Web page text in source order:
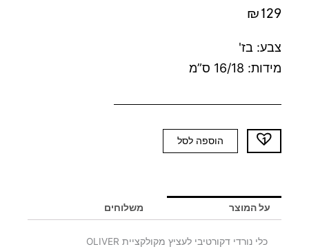
₪129
צבע: בז'
מידות: 16/18 ס”מ
כמות
של
OLIVER
הוספה לסל
על המוצר משלוחים
כלי נורדי דקורטיבי לעציץ מקולקציית OLIVER